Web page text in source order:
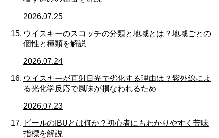
2026.07.25
ウイスキーのスコッチの分類と地域とは？地域ごとの
個性と種類を解説
2026.07.24
ウイスキーが直射日光で劣化する理由は？紫外線によ
る光化学反応で風味が損なわれるため
2026.07.23
ビールのIBUとは何か？初心者にもわかりやすく苦味
指標を解説